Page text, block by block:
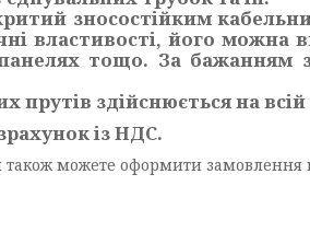
зносостійким
властивості, його можна
тощо. За бажанням
прутів здійснюється на
із НДС.
можете оформити замовлення